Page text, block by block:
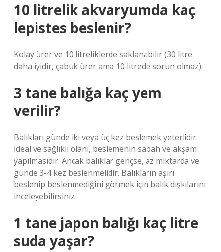
10 litrelik akvaryumda kaç
lepistes beslenir?
Kolay ürer ve 10 litreliklerde saklanabilir (30 litre
daha iyidir, çabuk ürer ama 10 litrede sorun olmaz).
3 tane balığa kaç yem
verilir?
Balıkları günde iki veya üç kez beslemek yeterlidir.
İdeal ve sağlıklı olanı, beslemenin sabah ve akşam
yapılmasıdır. Ancak balıklar gençse, az miktarda ve
günde 3-4 kez beslenmelidir. Balıkların aşırı
beslenip beslenmediğini görmek için balık dışkılarını
inceleyebilirsiniz.
1 tane japon balığı kaç litre
suda yaşar?